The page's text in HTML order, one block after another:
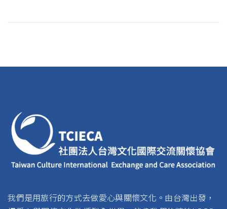
我們是用旅行的方式去做愛心與關懷文化。由台灣出發，